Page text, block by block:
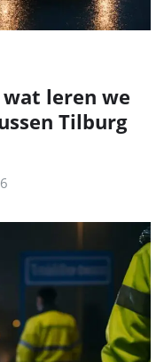
wat leren we
Tilburg